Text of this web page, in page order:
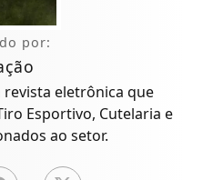
por:
revista eletrônica que
Esportivo, Cutelaria e
ao setor.